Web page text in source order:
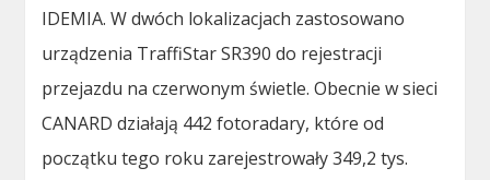
IDEMIA. W dwóch lokalizacjach zastosowano
urządzenia TraffiStar SR390 do rejestracji
przejazdu na czerwonym świetle. Obecnie w sieci
CANARD działają 442 fotoradary, które od
początku tego roku zarejestrowały 349,2 tys.